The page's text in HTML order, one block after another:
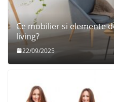
Ce mobilier si elemente
living?
22/09/2025